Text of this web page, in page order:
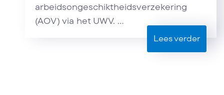
arbeidsongeschiktheidsverzekering
(AOV) via het UWV. ...
Lees verder